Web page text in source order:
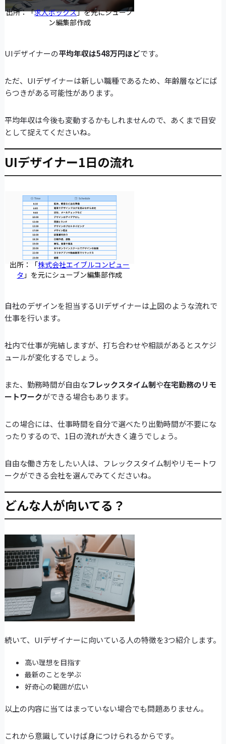
出所：「求人ボックス」を元にシューブ
ン編集部作成
UIデザイナーの平均年収は548万円ほどです。
ただ、UIデザイナーは新しい職種であるため、年齢層などにば
らつきがある可能性があります。
平均年収は今後も変動するかもしれませんので、あくまで目安
として捉えてくださいね。
UIデザイナー1日の流れ
出所：「株式会社エイブルコンピュー
タ 」を元にシューブン編集部作成
自社のデザインを担当するUIデザイナーは上図のような流れで
仕事を行います。
社内で仕事が完結しますが、打ち合わせや相談があるとスケジ
ュールが変化するでしょう。
また、勤務時間が自由なフレックスタイム制や在宅勤務のリモ
ートワークができる場合もあります。
この場合には、仕事時間を自分で選べたり出勤時間が不要にな
ったりするので、1日の流れが大きく違うでしょう。
自由な働き方をしたい人は、フレックスタイム制やリモートワ
ークができる会社を選んでみてくださいね。
どんな人が向いてる？
続いて、UIデザイナーに向いている人の特徴を3つ紹介します。
高い理想を目指す
最新のことを学ぶ
好奇心の範囲が広い
以上の内容に当てはまっていない場合でも問題ありません。
これから意識していけば身につけられるからです。